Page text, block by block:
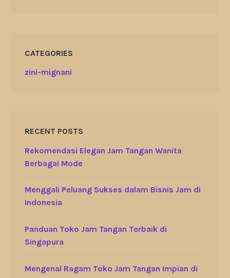
CATEGORIES
zini-mignani
RECENT POSTS
Rekomendasi Elegan Jam Tangan Wanita
Berbagai Mode
Menggali Peluang Sukses dalam Bisnis Jam di
Indonesia
Panduan Toko Jam Tangan Terbaik di
Singapura
Mengenal Ragam Toko Jam Tangan Impian di